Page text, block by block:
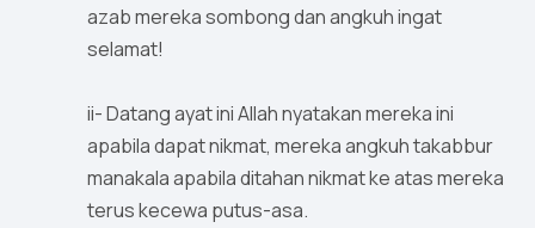
azab mereka sombong dan angkuh ingat
selamat!
ii- Datang ayat ini Allah nyatakan mereka ini
apabila dapat nikmat, mereka angkuh takabbur
manakala apabila ditahan nikmat ke atas mereka
terus kecewa putus-asa.